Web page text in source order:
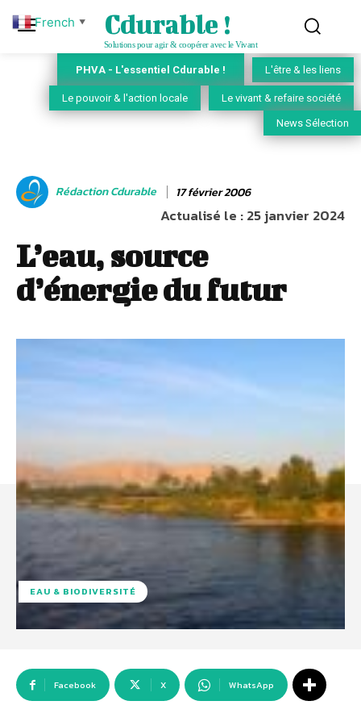
Cdurable !
Solutions pour agir & coopérer avec le Vivant
PHVA - L'essentiel Cdurable ! L'être & les liens
Le pouvoir & l'action locale Le vivant & refaire société
News Sélection
Rédaction Cdurable 17 février 2006
Actualisé le :25 janvier 2024
L’eau, source
d’énergie du futur
EAU & BIODIVERSITÉ
Facebook X WhatsApp
French ▼